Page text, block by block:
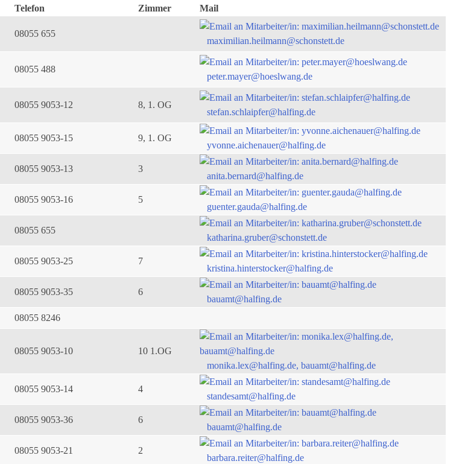
Telefon Zimmer
Mail
08055 655
maximilian.heilmann@schonstett.de
08055 488
peter.mayer@hoeslwang.de
08055 9053-12 8, 1. OG
stefan.schlaipfer@halfing.de
08055 9053-15 9, 1. OG
yvonne.aichenauer@halfing.de
08055 9053-13 3
anita.bernard@halfing.de
08055 9053-16 5
guenter.gauda@halfing.de
08055 655
katharina.gruber@schonstett.de
08055 9053-25 7
kristina.hinterstocker@halfing.de
08055 9053-35 6
bauamt@halfing.de
08055 8246
08055 9053-10
10 1.OG
monika.lex@halfing.de, bauamt@halfing.de
08055 9053-14 4
standesamt@halfing.de
08055 9053-36 6
bauamt@halfing.de
08055 9053-21 2
barbara.reiter@halfing.de